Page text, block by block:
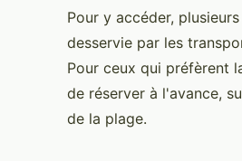
Pour y accéder,
desservie par les
Pour ceux qui préfèrent
de réserver à l'avance,
de la plage.